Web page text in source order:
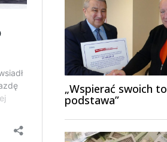
„Wspierać swoich to
podstawa”